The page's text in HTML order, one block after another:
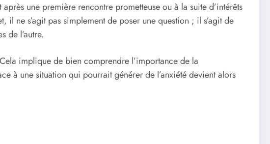
une première rencontre prometteuse ou à la suite d’intérêts
ne s’agit pas simplement de poser une question ; il s’agit de
de l’autre.
implique de bien comprendre l’importance de la
à une situation qui pourrait générer de l’anxiété devient alors